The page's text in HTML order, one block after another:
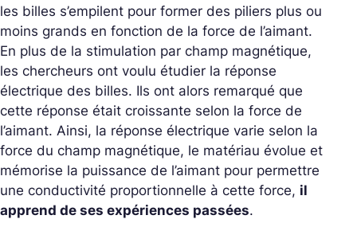
les billes s’empilent pour former des piliers plus ou
moins grands en fonction de la force de l’aimant.
En plus de la stimulation par champ magnétique,
les chercheurs ont voulu étudier la réponse
électrique des billes. Ils ont alors remarqué que
cette réponse était croissante selon la force de
l’aimant. Ainsi, la réponse électrique varie selon la
force du champ magnétique, le matériau évolue et
mémorise la puissance de l’aimant pour permettre
une conductivité proportionnelle à cette force, il
apprend de ses expériences passées.